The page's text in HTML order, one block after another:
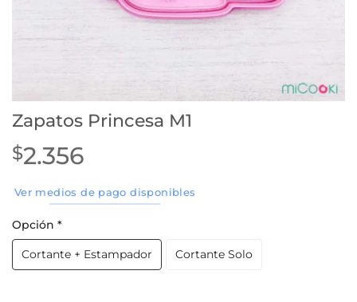
Zapatos Princesa M1
$2.356
Ver medios de pago disponibles
Opción *
Cortante + Estampador Cortante Solo